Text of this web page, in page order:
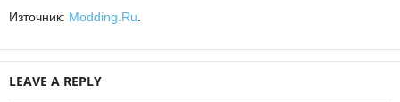
Източник: Modding.Ru
LEAVE A REPLY